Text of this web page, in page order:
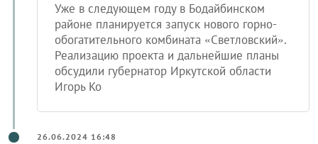
Уже в следующем году в Бодайбинском
районе планируется запуск нового горно-
обогатительного комбината «Светловский».
Реализацию проекта и дальнейшие планы
обсудили губернатор Иркутской области
Игорь Ко
26.06.2024 16:48